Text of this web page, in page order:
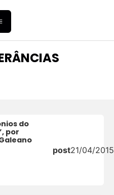
do
por
post21/04/2015